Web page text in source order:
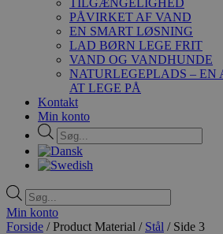
TILGÆNGELIGHED
PÅVIRKET AF VAND
EN SMART LØSNING
LAD BØRN LEGE FRIT
VAND OG VANDHUNDE
NATURLEGEPLADS – EN
AT LEGE PÅ
Kontakt
Min konto
Products
search
Products
search
Min konto
Forside / Product Material / Stål / Side 3